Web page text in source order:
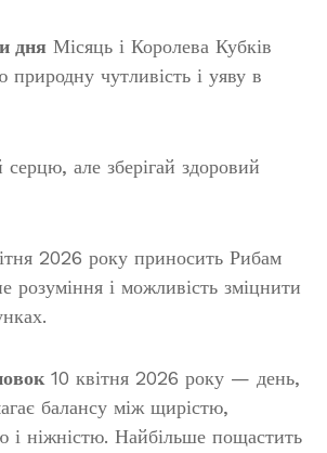
дня Місяць і Королева Кубків
чутливість і уяву в
серцю, але зберігай здоровий
2026 року приносить Рибам
розуміння і можливість зміцнити
10 квітня 2026 року — день,
балансу між щирістю,
і ніжністю. Найбільше пощастить